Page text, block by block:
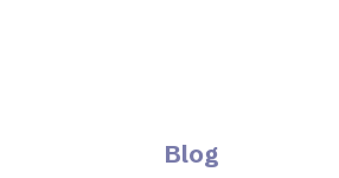
Blog